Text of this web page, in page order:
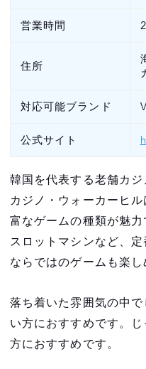
営業時間
住所
対応可能ブランド
公式サイト
韓国を代表する老舗カ
カジノ・ウォーカーヒ
富なゲームの種類が魅力
スロットマシンなど、
ならではのゲームも楽し
落ち着いた雰囲気の中
い方におすすめです。
方におすすめです。